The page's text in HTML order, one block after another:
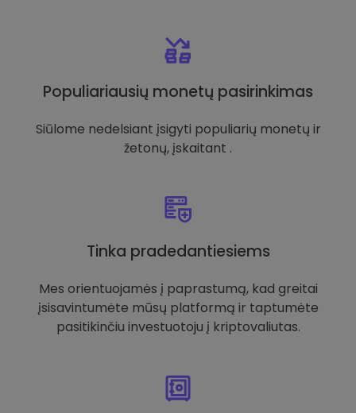
Populiariausių monetų pasirinkimas
Siūlome nedelsiant įsigyti populiarių monetų ir
žetonų, įskaitant .
Tinka pradedantiesiems
Mes orientuojamės į paprastumą, kad greitai
įsisavintumėte mūsų platformą ir taptumėte
pasitikinčiu investuotoju į kriptovaliutas.